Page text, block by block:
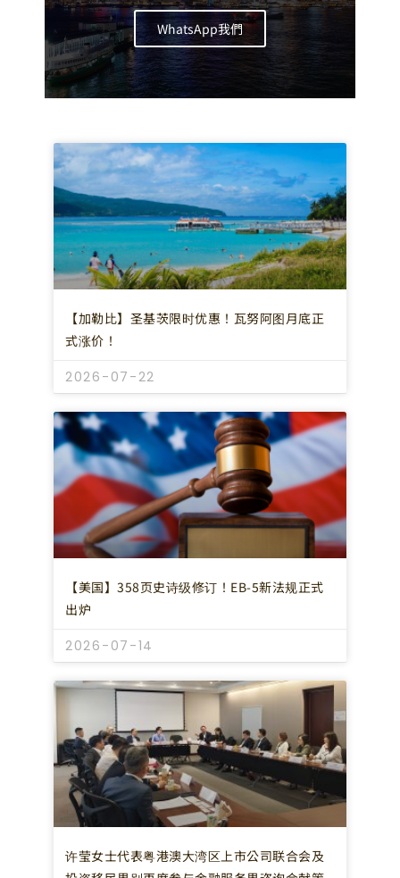
WhatsApp我們
【加勒比】圣基茨限时优惠！瓦努阿图月底正
式涨价！
2026-07-22
【美国】358页史诗级修订！EB-5新法规正式
出炉
2026-07-14
许莹女士代表粤港澳大湾区上市公司联合会及